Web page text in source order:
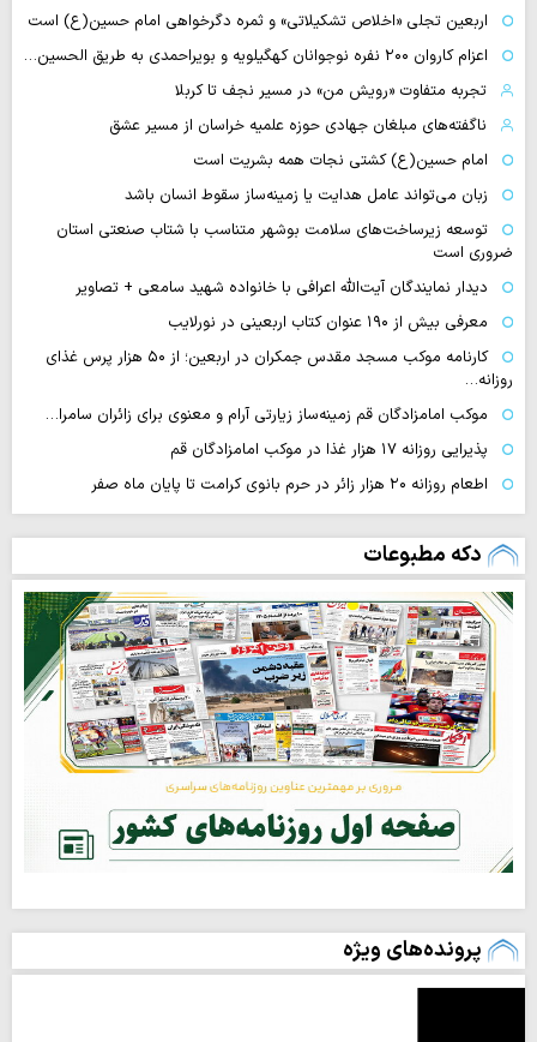
اربعین تجلی «اخلاص تشکیلاتی» و ثمره دگرخواهی امام حسین(ع) است
اعزام کاروان ۲۰۰ نفره نوجوانان کهگیلویه و بویراحمدی به طریق الحسین…
تجربه متفاوت «رویش من» در مسیر نجف تا کربلا
ناگفته‌های مبلغان جهادی حوزه علمیه خراسان از مسیر عشق
امام حسین(ع) کشتی نجات همه بشریت است
زبان می‌تواند عامل هدایت یا زمینه‌ساز سقوط انسان باشد
توسعه زیرساخت‌های سلامت بوشهر متناسب با شتاب صنعتی استان
ضروری است
دیدار نمایندگان آیت‌الله اعرافی با خانواده شهید سامعی + تصاویر
معرفی بیش از ۱۹۰ عنوان کتاب اربعینی در نورلایب
کارنامه موکب مسجد مقدس جمکران در اربعین؛ از ۵۰ هزار پرس غذای
روزانه…
موکب امامزادگان قم زمینه‌ساز زیارتی آرام و معنوی برای زائران سامرا…
پذیرایی روزانه ۱۷ هزار غذا در موکب امامزادگان قم
اطعام روزانه ۲۰ هزار زائر در حرم بانوی کرامت تا پایان ماه صفر
دکه مطبوعات
پرونده‌های ویژه